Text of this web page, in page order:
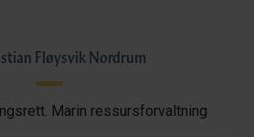
Fløysvik Nordrum
Marin ressursforvaltning